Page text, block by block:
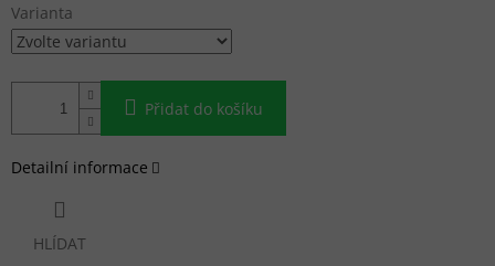
Varianta
Přidat do košíku
Detailní informace
HLÍDAT